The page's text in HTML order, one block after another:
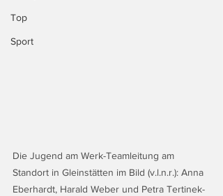
Top
Sport
Die Jugend am Werk-Teamleitung am
Standort in Gleinstätten im Bild (v.l.n.r.): Anna
Eberhardt, Harald Weber und Petra Tertinek-